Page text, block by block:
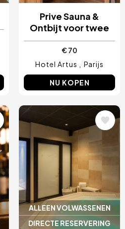
Prive Sauna &
Ontbijt voor twee
€ 70
Hotel Artus
Parijs
NU KOPEN
ALLEEN VOLWASSENEN
DIRECTE RESERVERING
Afbeelding